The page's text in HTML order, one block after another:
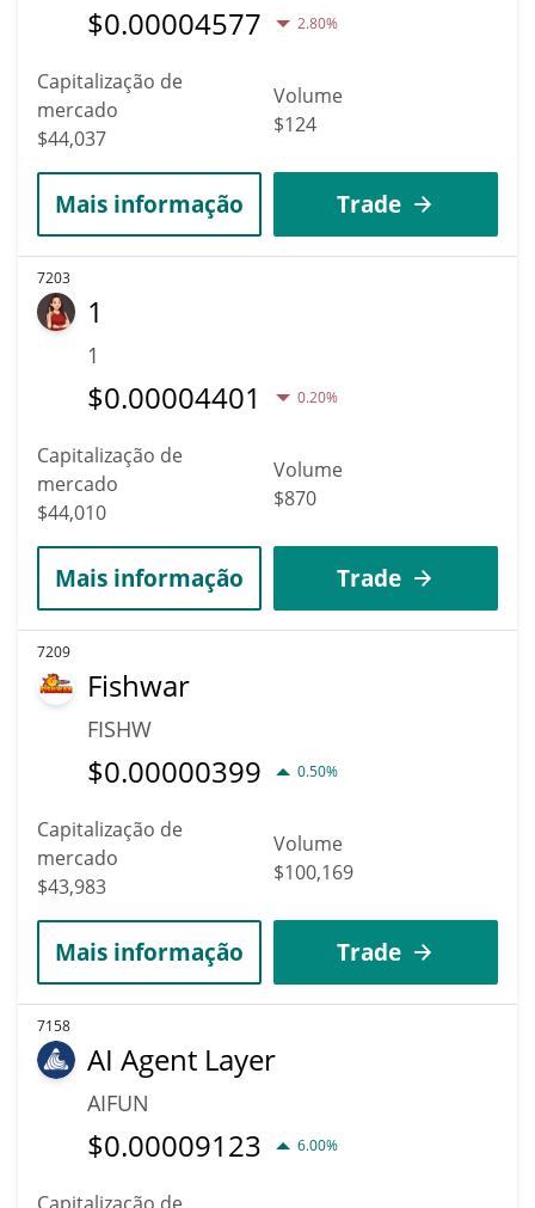
$0.00004577 2.80%
Capitalização de
mercado
$44,037
Volume
$124
Mais informação Trade
7203
1
1
$0.00004401 0.20%
Capitalização de
mercado
$44,010
Volume
$870
Mais informação Trade
7209
Fishwar
FISHW
$0.00000399 0.50%
Capitalização de
mercado
$43,983
Volume
$100,169
Mais informação Trade
7158
AI Agent Layer
AIFUN
$0.00009123 6.00%